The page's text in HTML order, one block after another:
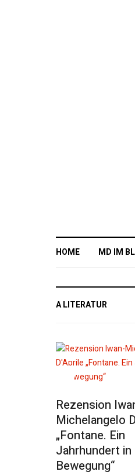
HOME MD IM
A LITERATUR
Rezension
Michelangelo
„Fontane. Ein
Jahrhundert in
Bewegung“